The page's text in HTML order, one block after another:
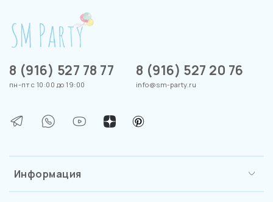
Информация
8 (916) 527 78 77
пн-пт с 10:00 до 19:00
8 (916) 527 20 76
info@sm-party.ru